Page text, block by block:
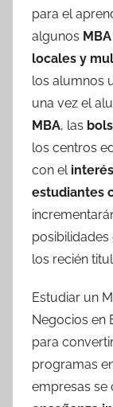
para el
algunos MBA
locales y
los alumnos
una vez el
MBA, las
los centros
con el
estudiantes
los recién
Estudiar un
Negocios en
para
programas
empresas se